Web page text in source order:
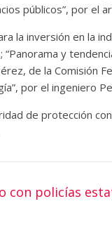
públicos”, por el
la inversión en la
y
de la Comisión
por el ingeniero
de protección
con policías